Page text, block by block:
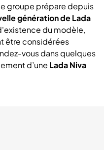
groupe prépare depuis
génération de Lada
du modèle,
être considérées
vous dans quelques
d’une Lada Niva